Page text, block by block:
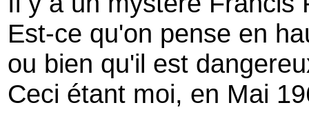
Est-ce qu'on pense en
ou bien qu'il est
Ceci étant moi, en Mai